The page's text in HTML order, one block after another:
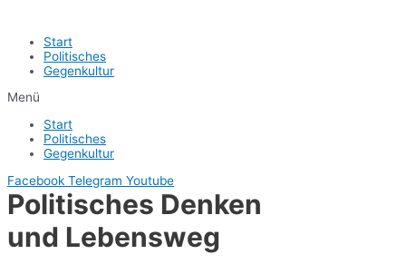
Start
Politisches
Gegenkultur
Menü
Start
Politisches
Gegenkultur
Facebook Telegram Youtube
Politisches Denken
und Lebensweg